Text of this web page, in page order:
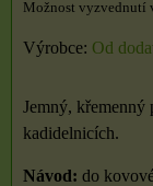
Výrobce: Od
Jemný, křemenný
kadidelnicích.
Návod: do